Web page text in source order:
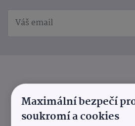
Maximální bezpečí
soukromí a cookies